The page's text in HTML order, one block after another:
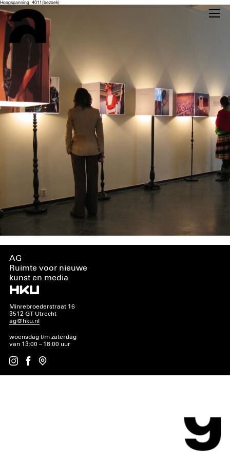
Hoogspanning_4011(bezoek)
AG
Ruimte voor nieuwe
kunst en media
Minrebroederstraat 16
3512 GT Utrecht
ag@hku.nl
woensdag t/m zaterdag
van 13:00 – 18:00 uur